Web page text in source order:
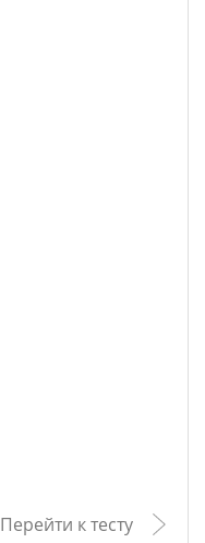
Перейти к тесту